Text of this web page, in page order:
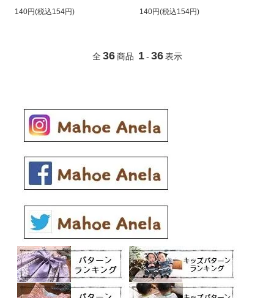
140円(税込154円)
140円(税込154円)
全 36 商品 1 - 36 表示